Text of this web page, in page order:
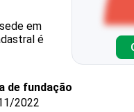
em
é
de fundação
2022